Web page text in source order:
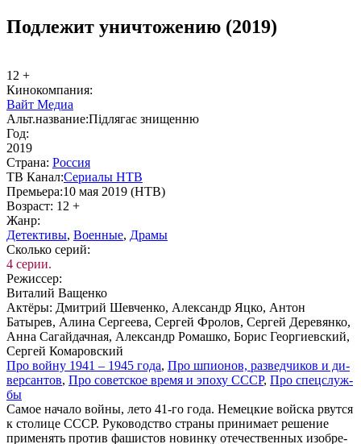
Подлежит уничтожению (2019)
12 +
Ки­но­ком­па­ния:
Вайт Медиа
Альт.на­зва­ние:Підлягає знищенню
Год:
2019
Стра­на: Рос­сия
ТВ Ка­нал:Се­риа­лы НТВ
Пре­мье­ра:10 мая 2019 (НТВ)
Воз­раст: 12 +
Жанр:
Де­тек­ти­вы, Во­ен­ные, Дра­мы
Сколь­ко се­рий:
4 серии.
Ре­жис­сер:
Виталий Ващенко
Ак­тё­ры: Дмитрий Шевченко, Александр Яцко, Антон
Батырев, Алина Сергеева, Сергей Фролов, Сергей Деревянко,
Анна Сагайдачная, Александр Ромашко, Борис Георгиевский,
Сергей Комаровский
Про вой­ну 1941 – 1945 го­да, Про шпио­нов, раз­вед­чи­ков и ди­
вер­сан­тов, Про со­вет­ское вре­мя и эпо­ху СССР, Про спец­служ­
бы
Са­мое на­ча­ло вой­ны, ле­то 41-го го­да. Не­мец­кие вой­ска рвут­ся
к сто­ли­це СССР. Ру­ко­во­дство стра­ны при­ни­ма­ет ре­ше­ние
при­ме­нять про­тив фа­ши­стов но­вин­ку оте­че­ст­вен­ных изо­бре­